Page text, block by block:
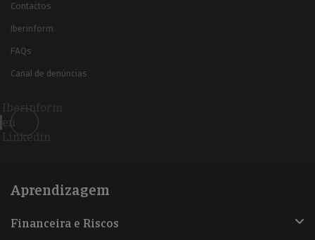
Contactos
Iberinform
FAQs
Canal de denúncias
Iberinform
en
Linkedin
Aprendizagem
Financeira e Riscos